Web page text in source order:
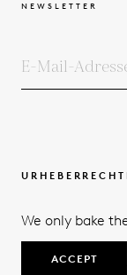
NEWSLETTER
We only bake
ACCEPT